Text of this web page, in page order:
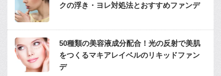
クの浮き・ヨレ対処法とおすすめファンデ
50種類の美容液成分配合！光の反射で美肌
をつくるマキアレイベルのリキッドファン
デ